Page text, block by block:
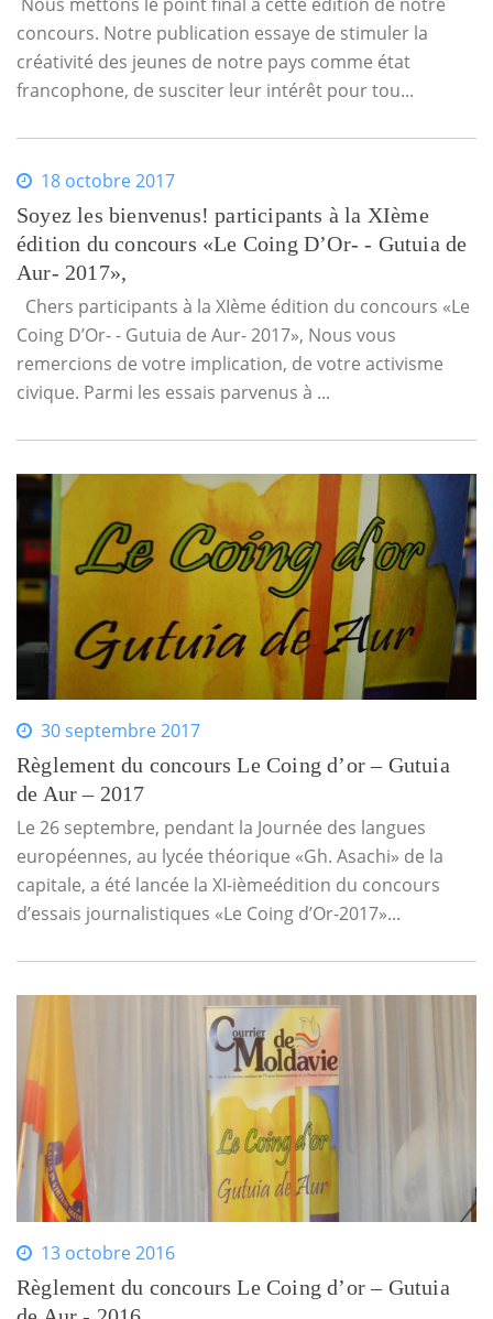
concours. Notre publication essaye de stimuler la
créativité des jeunes de notre pays comme état
francophone, de susciter leur intérêt pour tou...
18 octobre 2017
Soyez les bienvenus! participants à la XIème
édition du concours «Le Coing D’Or- - Gutuia de
Aur- 2017»,
Chers participants à la XIème édition du concours «Le
Coing D’Or- - Gutuia de Aur- 2017», Nous vous
remercions de votre implication, de votre activisme
civique. Parmi les essais parvenus à ...
30 septembre 2017
Règlement du concours Le Coing d’or – Gutuia
de Aur – 2017
Le 26 septembre, pendant la Journée des langues
européennes, au lycée théorique «Gh. Asachi» de la
capitale, a été lancée la XI-ièmeédition du concours
d’essais journalistiques «Le Coing d’Or-2017»...
13 octobre 2016
Règlement du concours Le Coing d’or – Gutuia